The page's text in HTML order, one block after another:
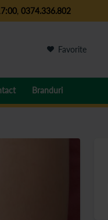
, 0374.336.802
Favorite
Branduri